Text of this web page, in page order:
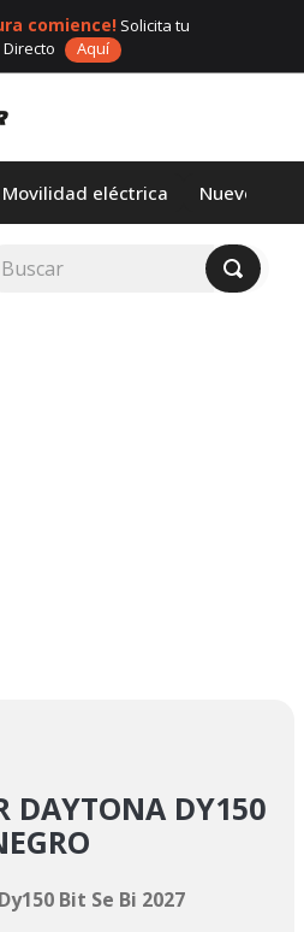
comience! Solicita tu
Aquí
Movilidad eléctrica Nuevos
DAYTONA DY150
Bit Se Bi 2027